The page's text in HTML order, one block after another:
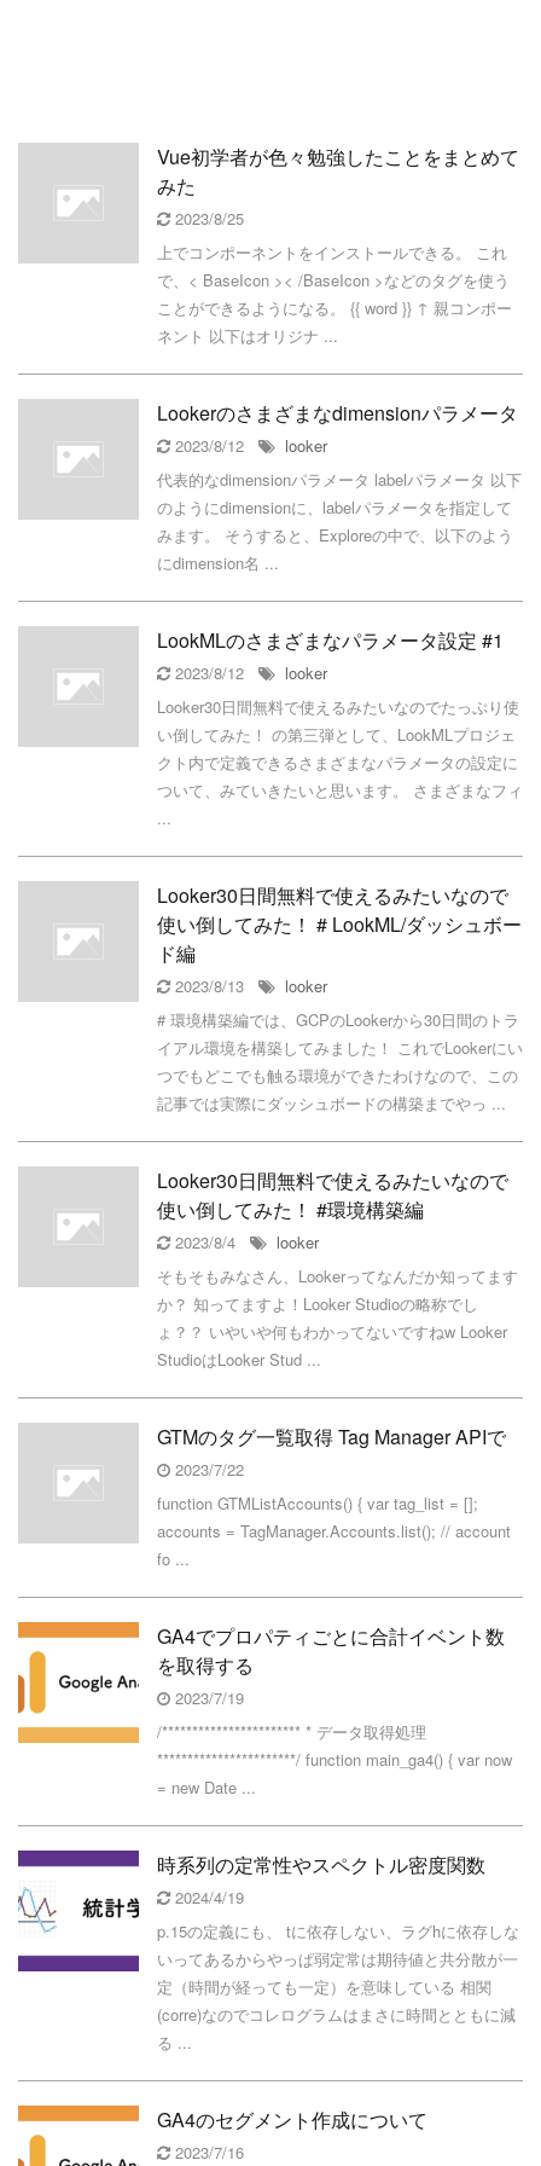
Vue初学者が色々勉強したことをまとめて
みた
2023/8/25
上でコンポーネントをインストールできる。 これ
で、< BaseIcon >< /BaseIcon >などのタグを使う
ことができるようになる。 {{ word }} ↑ 親コンポー
ネント 以下はオリジナ ...
Lookerのさまざまなdimensionパラメータ
2023/8/12
looker
代表的なdimensionパラメータ labelパラメータ 以下
のようにdimensionに、labelパラメータを指定して
みます。 そうすると、Exploreの中で、以下のよう
にdimension名 ...
LookMLのさまざまなパラメータ設定 #1
2023/8/12
looker
Looker30日間無料で使えるみたいなのでたっぷり使
い倒してみた！ の第三弾として、LookMLプロジェ
クト内で定義できるさまざまなパラメータの設定に
ついて、みていきたいと思います。 さまざまなフィ
...
Looker30日間無料で使えるみたいなので
使い倒してみた！ # LookML/ダッシュボー
ド編
2023/8/13
looker
# 環境構築編では、GCPのLookerから30日間のトラ
イアル環境を構築してみました！ これでLookerにい
つでもどこでも触る環境ができたわけなので、この
記事では実際にダッシュボードの構築までやっ ...
Looker30日間無料で使えるみたいなので
使い倒してみた！ #環境構築編
2023/8/4
looker
そもそもみなさん、Lookerってなんだか知ってます
か？ 知ってますよ！Looker Studioの略称でし
ょ？？ いやいや何もわかってないですねw Looker
StudioはLooker Stud ...
GTMのタグ一覧取得 Tag Manager APIで
2023/7/22
function GTMListAccounts() { var tag_list = [];
accounts = TagManager.Accounts.list(); // account
fo ...
GA4でプロパティごとに合計イベント数
を取得する
2023/7/19
/*********************** * データ取得処理
***********************/ function main_ga4() { var now
= new Date ...
時系列の定常性やスペクトル密度関数
2024/4/19
p.15の定義にも、 tに依存しない、ラグhに依存しな
いってあるからやっぱ弱定常は期待値と共分散が一
定（時間が経っても一定）を意味している 相関
(corre)なのでコレログラムはまさに時間とともに減
る ...
GA4のセグメント作成について
2023/7/16